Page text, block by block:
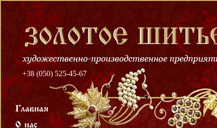
+38 (050) 525-45-67